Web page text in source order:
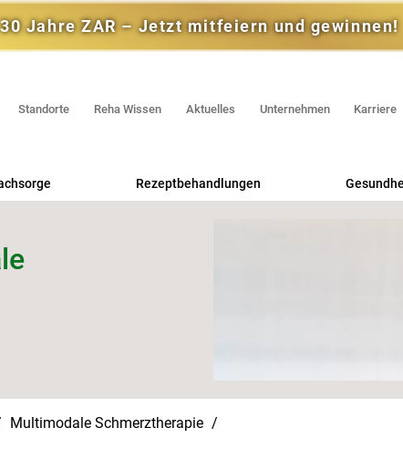
30 Jahre ZAR – Jetzt mitfeiern und gewinnen!
Standorte Reha Wissen Aktuelles Unternehmen Karriere
Rezeptbehandlungen
Multimodale Schmerztherapie